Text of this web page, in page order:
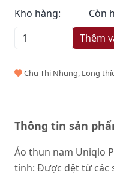
Kho hàng:
Còn
Thêm
Chu Thị Nhung, Long
Thông tin sản
Áo thun nam Uniqlo
tính: Được dệt từ các